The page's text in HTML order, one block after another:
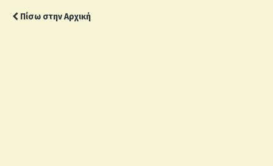
Πίσω στην Αρχική